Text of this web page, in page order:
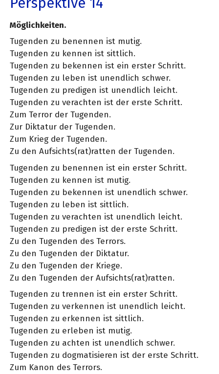
Möglichkeiten.
Tugenden zu benennen ist mutig.
Tugenden zu kennen ist sittlich.
Tugenden zu bekennen ist ein erster Schritt.
Tugenden zu leben ist unendlich schwer.
Tugenden zu predigen ist unendlich leicht.
Tugenden zu verachten ist der erste Schritt.
Zum Terror der Tugenden.
Zur Diktatur der Tugenden.
Zum Krieg der Tugenden.
Zu den Aufsichts(rat)ratten der Tugenden.
Tugenden zu benennen ist ein erster Schritt.
Tugenden zu kennen ist mutig.
Tugenden zu bekennen ist unendlich schwer.
Tugenden zu leben ist sittlich.
Tugenden zu verachten ist unendlich leicht.
Tugenden zu predigen ist der erste Schritt.
Zu den Tugenden des Terrors.
Zu den Tugenden der Diktatur.
Zu den Tugenden der Kriege.
Zu den Tugenden der Aufsichts(rat)ratten.
Tugenden zu trennen ist ein erster Schritt.
Tugenden zu verkennen ist unendlich leicht.
Tugenden zu erkennen ist sittlich.
Tugenden zu erleben ist mutig.
Tugenden zu achten ist unendlich schwer.
Tugenden zu dogmatisieren ist der erste Schritt.
Zum Kanon des Terrors.